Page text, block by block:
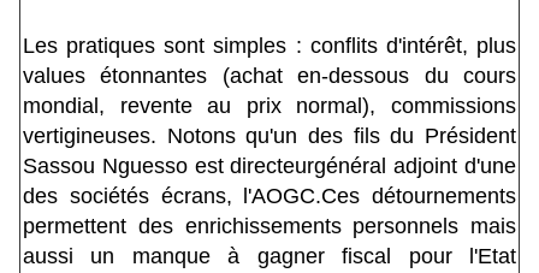
Les pratiques sont simples : conflits d'intérêt, plus
values étonnantes (achat en-dessous du cours
mondial, revente au prix normal), commissions
vertigineuses. Notons qu'un des fils du Président
Sassou Nguesso est directeurgénéral adjoint d'une
des sociétés écrans, l'AOGC.Ces détournements
permettent des enrichissements personnels mais
aussi un manque à gagner fiscal pour l'Etat